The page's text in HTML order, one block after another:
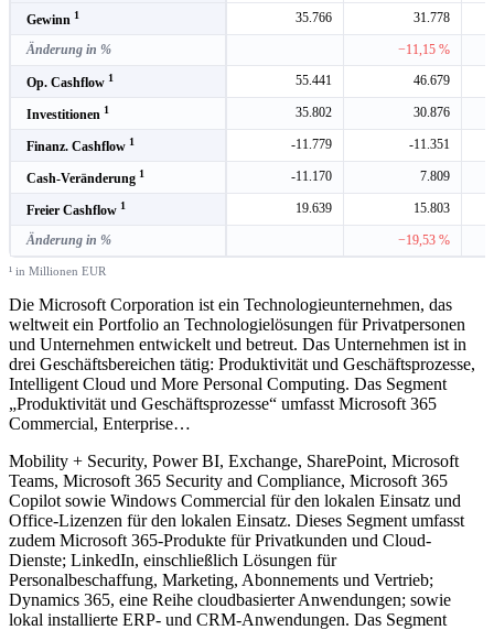
Gewinn 1 35.766 31.778
Änderung in % −11,15 %
Op. Cashflow 1 55.441 46.679
Investitionen 1 35.802 30.876
Finanz. Cashflow 1 -11.779 -11.351
Cash-Veränderung 1 -11.170 7.809
Freier Cashflow 1 19.639 15.803
Änderung in % −19,53 %
¹ in Millionen EUR
Die Microsoft Corporation ist ein Technologieunternehmen, das
weltweit ein Portfolio an Technologielösungen für Privatpersonen
und Unternehmen entwickelt und betreut. Das Unternehmen ist in
drei Geschäftsbereichen tätig: Produktivität und Geschäftsprozesse,
Intelligent Cloud und More Personal Computing. Das Segment
„Produktivität und Geschäftsprozesse“ umfasst Microsoft 365
Commercial, Enterprise…
Mobility + Security, Power BI, Exchange, SharePoint, Microsoft
Teams, Microsoft 365 Security and Compliance, Microsoft 365
Copilot sowie Windows Commercial für den lokalen Einsatz und
Office-Lizenzen für den lokalen Einsatz. Dieses Segment umfasst
zudem Microsoft 365-Produkte für Privatkunden und Cloud-
Dienste; LinkedIn, einschließlich Lösungen für
Personalbeschaffung, Marketing, Abonnements und Vertrieb;
Dynamics 365, eine Reihe cloudbasierter Anwendungen; sowie
lokal installierte ERP- und CRM-Anwendungen. Das Segment